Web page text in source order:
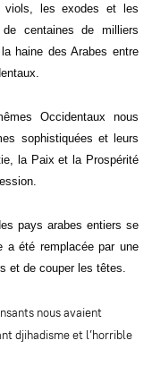
viols, les exodes et les
centaines de milliers
haine des Arabes entre
Occidentaux nous
sophistiquées et leurs
la Paix et la Prospérité
pays arabes entiers se
a été remplacée par une
et de couper les têtes.
nous avaient
djihadisme et l’horrible